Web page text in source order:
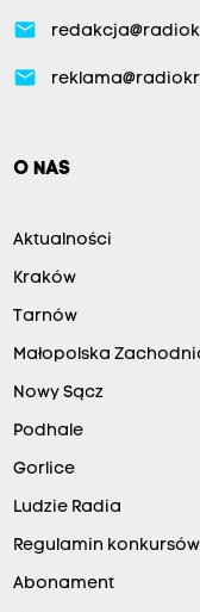
email
email
O NAS
Aktualności
Kraków
Tarnów
Małopolska
Nowy Sącz
Podhale
Gorlice
Ludzie Radia
Regulamin konkursów
Abonament